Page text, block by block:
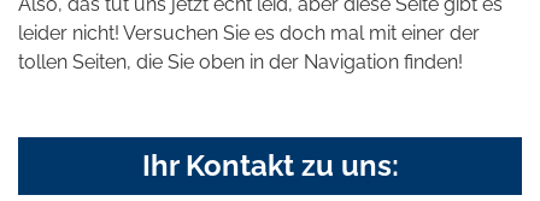
leider nicht! Versuchen Sie es doch mal mit einer der
tollen Seiten, die Sie oben in der Navigation finden!
Ihr Kontakt zu uns: